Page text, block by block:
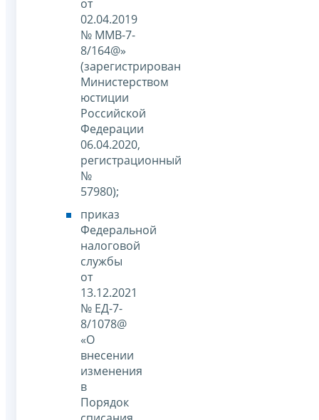
от
02.04.2019
№ ММВ-7-
8/164@»
(зарегистрирован
Министерством
юстиции
Российской
Федерации
06.04.2020,
регистрационный
№
57980);
приказ
Федеральной
налоговой
службы
от
13.12.2021
№ ЕД-7-
8/1078@
«О
внесении
изменения
в
Порядок